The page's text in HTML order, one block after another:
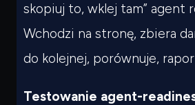
skopiuj to, wklej tam” agent
Wchodzi na stronę, zbiera
do kolejnej, porównuje,
Testowanie agent-